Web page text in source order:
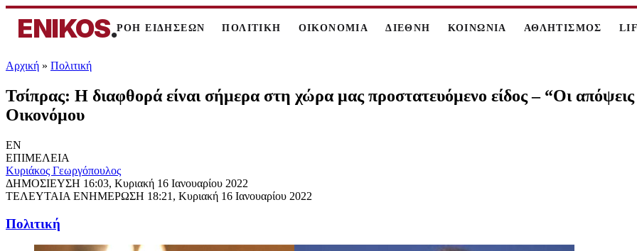
ENIKOS.ΡΟΗ ΕΙΔΗΣΕΩΝ ΠΟΛΙΤΙΚΗ ΟΙΚΟΝΟΜΙΑ ΔΙΕΘΝΗ ΚΟΙΝΩΝΙΑ ΑΘΛΗΤΙΣΜΟΣ
Αρχική » Πολιτική
Τσίπρας: Η διαφθορά είναι σήμερα στη χώρα μας προστατευόμενο είδος – “Οι
Οικονόμου
EN
ΕΠΙΜΕΛΕΙΑ
Κυριάκος Γεωργόπουλος
ΔΗΜΟΣΙΕΥΣΗ 16:03, Κυριακή 16 Ιανουαρίου 2022
ΤΕΛΕΥΤΑΙΑ ΕΝΗΜΕΡΩΣΗ 18:21, Κυριακή 16 Ιανουαρίου 2022
Πολιτική